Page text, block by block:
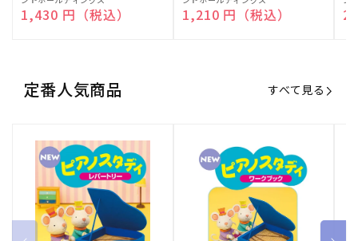
売
元:
通常価格
1,430 円（税込）
売
元:
通常価格
1,210 円（税込）
売
元:
定番人気商品 すべて見る